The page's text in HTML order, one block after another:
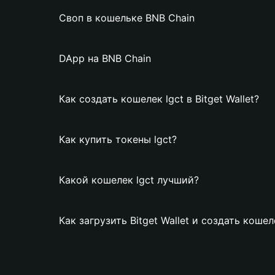
Своп в кошельке BNB Chain
DApp на BNB Chain
Как создать кошелек lgct в Bitget Wallet?
Как купить токены lgct?
Какой кошелек lgct лучший?
Как загрузить Bitget Wallet и создать